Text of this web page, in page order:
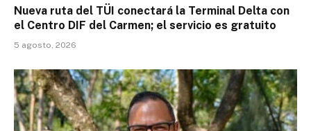
Nueva ruta del TÜI conectará la Terminal Delta con
el Centro DIF del Carmen; el servicio es gratuito
5 agosto, 2026